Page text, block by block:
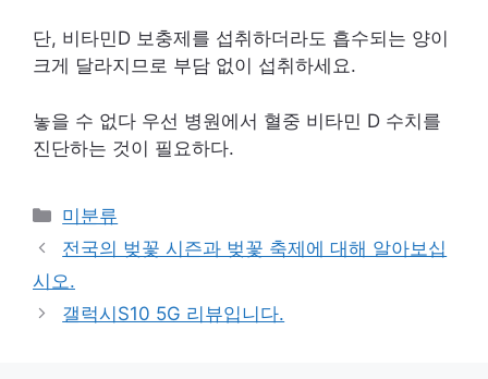
단, 비타민D 보충제를 섭취하더라도 흡수되는 양이
크게 달라지므로 부담 없이 섭취하세요.
놓을 수 없다 우선 병원에서 혈중 비타민 D 수치를
진단하는 것이 필요하다.
Categories
미분류
전국의 벚꽃 시즌과 벚꽃 축제에 대해 알아보십
시오.
갤럭시S10 5G 리뷰입니다.